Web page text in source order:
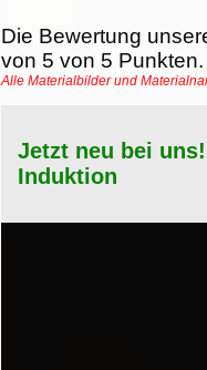
Die Bewertung
von 5 von 5 Punkten.
Alle Materialbilder und
Jetzt neu bei
Induktion